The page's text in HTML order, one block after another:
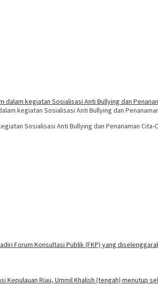
kegiatan Sosialisasi Anti Bullying dan
Sosialisasi Anti Bullying dan Penanaman Cita-